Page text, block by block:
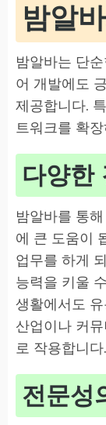
밤알
밤알바는 단
어 개발에도
제공합니다.
트워크를 확
다양한
밤알바를 통
에 큰 도움이
업무를 하게
능력을 키울
생활에서도
산업이나 커
로 작용합니다.
전문성